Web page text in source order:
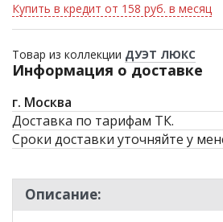
Купить в кредит от 158 руб. в месяц
Товар из коллекции ДУЭТ ЛЮКС
Информация о доставке
г. Москва
Доставка по тарифам ТК.
Сроки доставки уточняйте у
Описание: